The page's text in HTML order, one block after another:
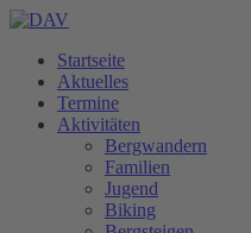
Startseite
Aktuelles
Termine
Aktivitäten
Bergwandern
Familien
Jugend
Biking